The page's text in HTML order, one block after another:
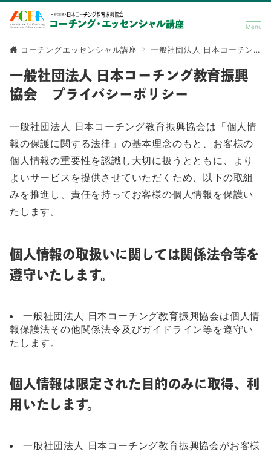
Menu
コーチングエッセンシャル講座 一般社団法人 日本コーチング教育振興協会 プライバシーポリシー
一般社団法人 日本コーチング教育振興
協会 プライバシーポリシー
一般社団法人 日本コーチング教育振興協会は「個人情
報の保護に関する法律」の基本理念のもと、お客様の
個人情報の重要性を認識し大切に扱うとともに、より
よいサービスを提供させていただくため、以下の取組
みを推進し、責任を持ってお客様の個人情報を保護い
たします。
個人情報の取扱いに関しては関係法令等を
遵守いたします。
一般社団法人 日本コーチング教育振興協会は個人情
報保護法その他関係法令及びガイドライン等を遵守い
たします。
個人情報は限定された目的のみに取得、利
用いたします。
一般社団法人 日本コーチング教育振興協会がお客様